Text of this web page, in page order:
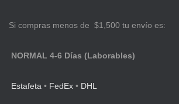
Si compras menos de $1,500 tu envío es:
NORMAL 4-6 Días (Laborables)
Estafeta • FedEx • DHL